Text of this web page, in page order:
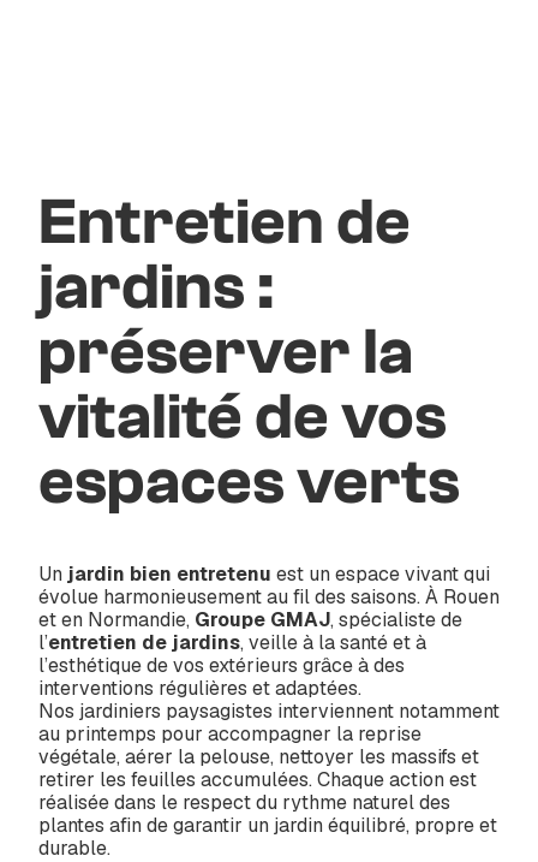
Entretien de
jardins :
préserver la
vitalité de vos
espaces verts
Un jardin bien entretenu est un espace vivant qui
évolue harmonieusement au fil des saisons. À Rouen
et en Normandie, Groupe GMAJ, spécialiste de
l’entretien de jardins, veille à la santé et à
l’esthétique de vos extérieurs grâce à des
interventions régulières et adaptées.
Nos jardiniers paysagistes interviennent notamment
au printemps pour accompagner la reprise
végétale, aérer la pelouse, nettoyer les massifs et
retirer les feuilles accumulées. Chaque action est
réalisée dans le respect du rythme naturel des
plantes afin de garantir un jardin équilibré, propre et
durable.